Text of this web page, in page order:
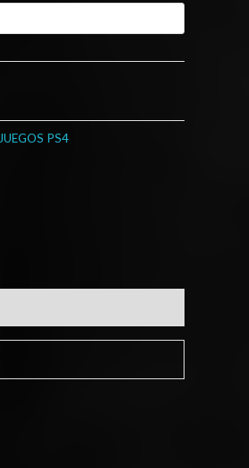
JUEGOS PS4